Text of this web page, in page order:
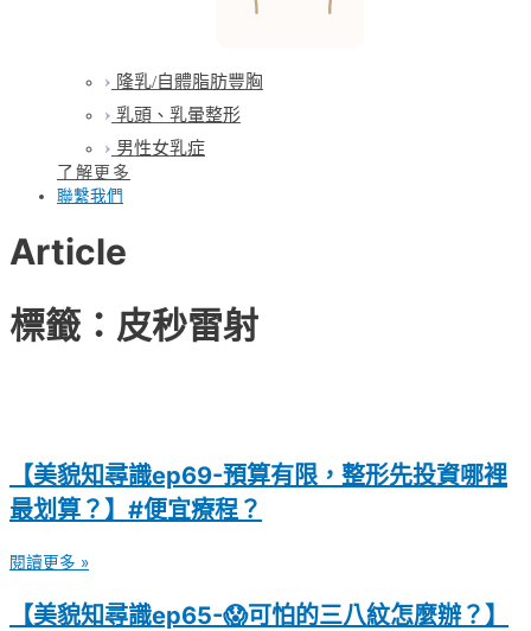
隆乳/自體脂肪豐胸
乳頭、乳暈整形
男性女乳症
了解更多
聯繫我們
Article
標籤：皮秒雷射
【美貌知尋識ep69-預算有限，整形先投資哪裡
最划算？】#便宜療程？
閱讀更多 »
【美貌知尋識ep65-😱可怕的三八紋怎麼辦？】